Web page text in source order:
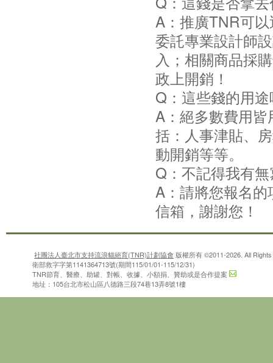
A：推廣TNR可
委託專業設計師
入；相關商品採
政上開銷！
Q：這些錢的用
A：絕多數費用
括：人事津貼、
動開銷等等。
Q：不記得我有
A：請將您報名
信箱，謝謝您！
社團法人臺北市支持流浪貓絕育(TNR)計劃協會 版權所有 ©2011-2026. All
衛部救字字第1141364713號(期間115/01/01-115/12/31)
TNR節育、醫療、助罐、對帳、收據、小額捐、贊助或是合作提案
地址：105台北市松山區八德路三段74巷13弄8號1樓